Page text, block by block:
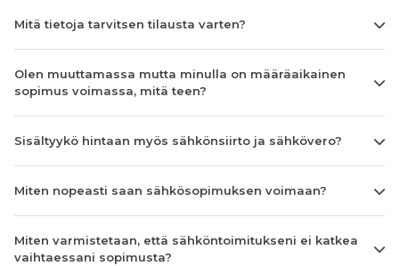
Mitä tietoja tarvitsen tilausta varten?
Olen muuttamassa mutta minulla on määräaikainen
sopimus voimassa, mitä teen?
Sisältyykö hintaan myös sähkönsiirto ja sähkövero?
Miten nopeasti saan sähkösopimuksen voimaan?
Miten varmistetaan, että sähköntoimitukseni ei katkea
vaihtaessani sopimusta?